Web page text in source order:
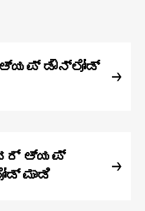
ಆ್ಯಪ್‍ ಡೌನ್‌ಲೋಡ್
ಆ್ಯಪ್
ಮಾಡಿ